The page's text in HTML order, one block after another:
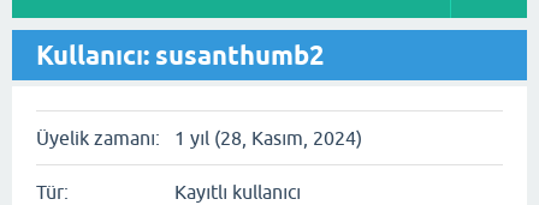
Kullanıcı: susanthumb2
Üyelik zamanı: 1 yıl (28, Kasım, 2024)
Tür: Kayıtlı kullanıcı